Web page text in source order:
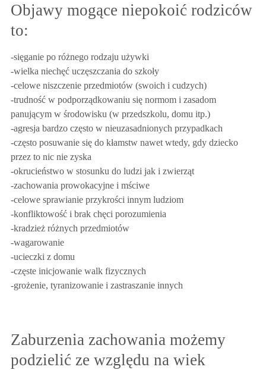
Objawy mogące niepokoić rodziców
to:
-sięganie po różnego rodzaju używki
-wielka niechęć uczęszczania do szkoły
-celowe niszczenie przedmiotów (swoich i cudzych)
-trudność w podporządkowaniu się normom i zasadom
panującym w środowisku (w przedszkolu, domu itp.)
-agresja bardzo często w nieuzasadnionych przypadkach
-często posuwanie się do kłamstw nawet wtedy, gdy dziecko
przez to nic nie zyska
-okrucieństwo w stosunku do ludzi jak i zwierząt
-zachowania prowokacyjne i mściwe
-celowe sprawianie przykrości innym ludziom
-konfliktowość i brak chęci porozumienia
-kradzież różnych przedmiotów
-wagarowanie
-ucieczki z domu
-częste inicjowanie walk fizycznych
-grożenie, tyranizowanie i zastraszanie innych
Zaburzenia zachowania możemy
podzielić ze względu na wiek